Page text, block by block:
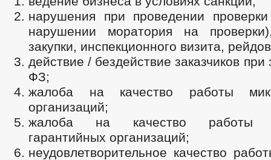
нарушения при проведении
нарушении моратория на
закупки, инспекционного визита,
действие / бездействие заказчиков при
ФЗ;
жалоба на качество работы
организаций;
жалоба на качество работы
гарантийных организаций;
неудовлетворительное качество